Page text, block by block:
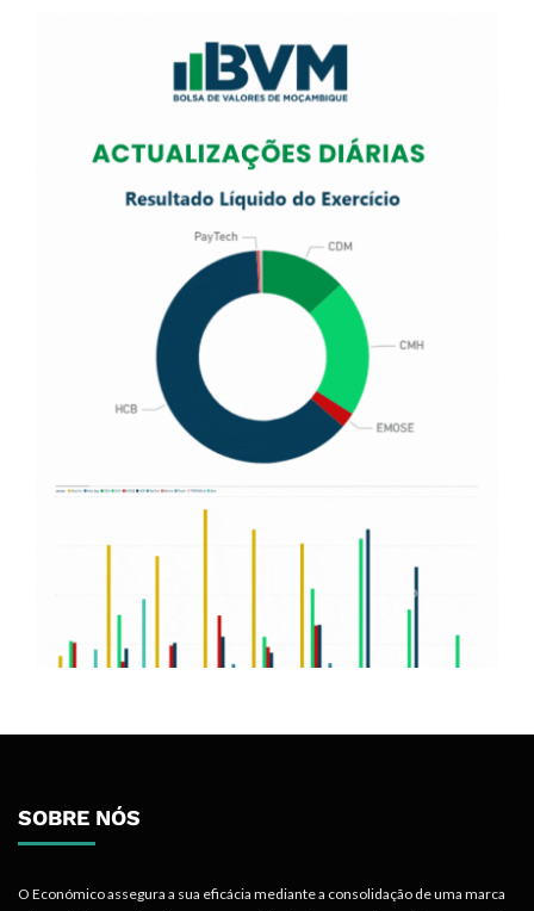
SOBRE NÓS
O Económico assegura a sua eficácia mediante a consolidação de uma marca